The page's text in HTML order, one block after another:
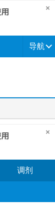
导航
调剂